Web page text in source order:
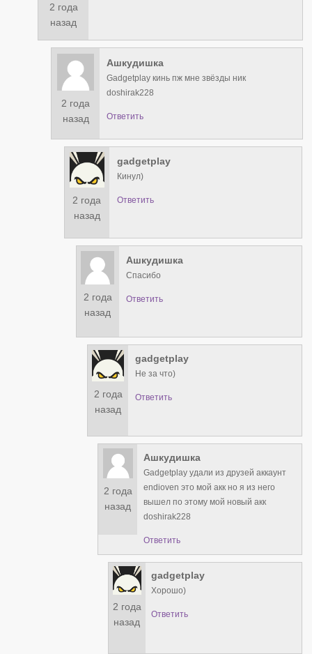
2 года
назад
2 года
назад
Ашкудишка
Gadgetplay кинь пж мне звёзды ник
doshirak228
Ответить
2 года
назад
gadgetplay
Кинул)
Ответить
2 года
назад
Ашкудишка
Спасибо
Ответить
2 года
назад
gadgetplay
Не за что)
Ответить
2 года
назад
Ашкудишка
Gadgetplay удали из друзей аккаунт
endioven это мой акк но я из него
вышел по этому мой новый акк
doshirak228
Ответить
2 года
назад
gadgetplay
Хорошо)
Ответить